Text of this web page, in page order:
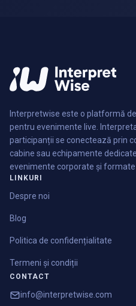
Interpretwise este o platformă
pentru evenimente live.
participanții se conectează prin
cabine sau echipamente
evenimente corporate și formate
LINKURI
Despre noi
Blog
Politica de confidențialitate
Termeni și condiții
CONTACT
info@interpretwise.com